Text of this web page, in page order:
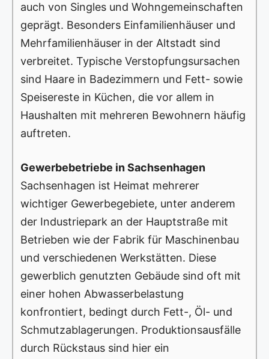
auch von Singles und Wohngemeinschaften
geprägt. Besonders Einfamilienhäuser und
Mehrfamilienhäuser in der Altstadt sind
verbreitet. Typische Verstopfungsursachen
sind Haare in Badezimmern und Fett- sowie
Speisereste in Küchen, die vor allem in
Haushalten mit mehreren Bewohnern häufig
auftreten.
Gewerbebetriebe in Sachsenhagen
Sachsenhagen ist Heimat mehrerer
wichtiger Gewerbegebiete, unter anderem
der Industriepark an der Hauptstraße mit
Betrieben wie der Fabrik für Maschinenbau
und verschiedenen Werkstätten. Diese
gewerblich genutzten Gebäude sind oft mit
einer hohen Abwasserbelastung
konfrontiert, bedingt durch Fett-, Öl- und
Schmutzablagerungen. Produktionsausfälle
durch Rückstaus sind hier ein